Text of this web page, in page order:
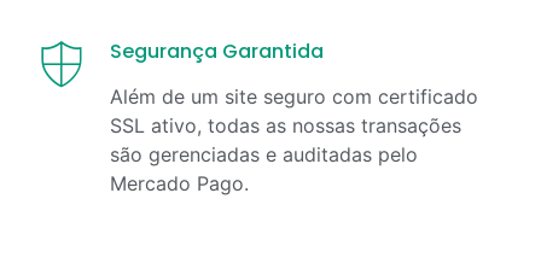
Segurança Garantida
Além de um site seguro com certificado
SSL ativo, todas as nossas transações
são gerenciadas e auditadas pelo
Mercado Pago.